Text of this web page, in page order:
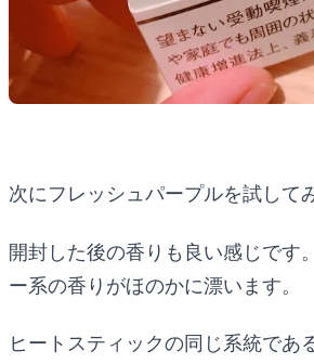
次にフレッシュパープルを試して
開封した後の香りも良い感じです
ー系の香りがほのかに漂います。
ヒートスティックの同じ系統であ